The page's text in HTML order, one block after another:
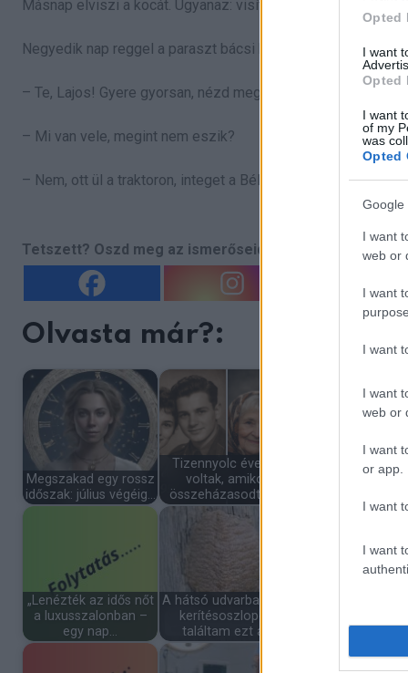
Opted
I want
Opted
I want
of my
was
Opted
Google
I want
web or
I want
I want
I want
web or
I want
or app.
I want
I want
Másnap elviszi a kocát. Ugyanaz: visítás, futás, semmi
Negyedik nap reggel a paraszt bácsi kelne ki az ágyból,
– Te, Lajos! Gyere gyorsan, nézd meg a disznót!
– Mi van vele, megint nem eszik?
– Nem, ott ül a traktoron, integet a Béla bá’-nak, és csücsörít!
Tetszett? Oszd meg az ismerőseiddel is!
Olvasta már?:
Megszakad egy rossz
időszak: július végéig…
Tizennyolc évesek
voltak, amikor
összeházasodtak.…
A nyuszika
„Lenézték az idős nőt
a luxusszalonban –
egy nap…
A hátsó udvarban egy
kerítésoszlopon
találtam ezt a…
csengőt